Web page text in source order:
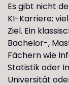
Es gibt nicht
KI-Karriere;
Ziel. Ein
Bachelor-,
Fächern wie
Statistik oder
Universität